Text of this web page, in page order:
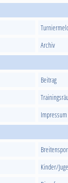
Archiv
Beitrag
Impressum
Kinder/